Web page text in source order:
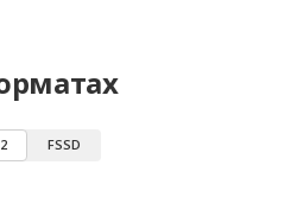
FSSD